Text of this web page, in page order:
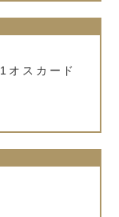
オスカード